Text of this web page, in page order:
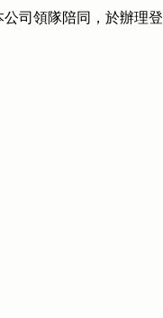
司領隊陪同，於辦理